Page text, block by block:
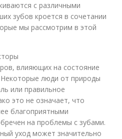
с различными
зубов кроется в сочетании
мы рассмотрим в этой
влияющих на состояние
Некоторые люди от природы
или правильное
это не означает, что
благоприятными
на проблемы с зубами.
уход может значительно